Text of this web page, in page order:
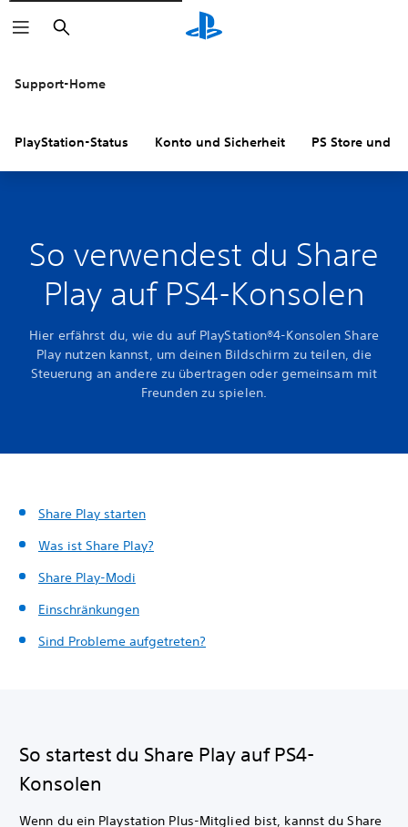
Suchen
Support-Home
PlayStation-Status Konto und Sicherheit PS Store und
So verwendest du Share
Play auf PS4-Konsolen
Hier erfährst du, wie du auf PlayStation®4-Konsolen Share
Play nutzen kannst, um deinen Bildschirm zu teilen, die
Steuerung an andere zu übertragen oder gemeinsam mit
Freunden zu spielen.
Share Play starten
Was ist Share Play?
Share Play-Modi
Einschränkungen
Sind Probleme aufgetreten?
So startest du Share Play auf PS4-
Konsolen
Wenn du ein Playstation Plus-Mitglied bist, kannst du Share